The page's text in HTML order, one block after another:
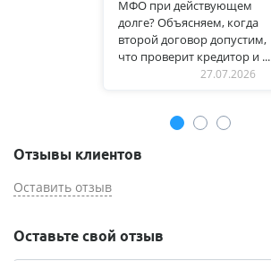
МФО при действующем
долге? Объясняем, когда
второй договор допустим,
что проверит кредитор и ...
27.07.2026
Отзывы клиентов
Оставить отзыв
Оставьте свой отзыв